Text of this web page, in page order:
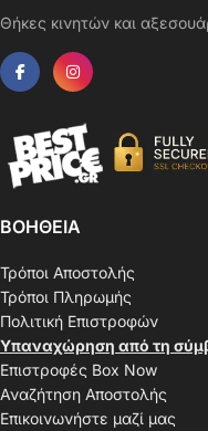
Θήκες κινητών και
ΒΟΗΘΕΙΑ
Τρόποι Αποστολής
Τρόποι Πληρωμής
Πολιτική Επιστροφών
Υπαναχώρηση από τη
Επιστροφές Box Now
Αναζήτηση Αποστολής
Επικοινωνήστε μαζί μας